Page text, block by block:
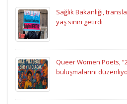
Sağlık Bakanlığı,
yaş sınırı getirdi
Queer Women Poets,
buluşmalarını